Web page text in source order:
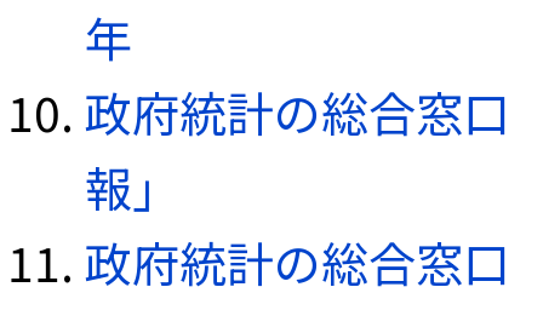
年
政府統計の総合窓口
報」
政府統計の総合窓口